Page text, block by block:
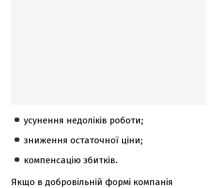
усунення недоліків роботи;
зниження остаточної ціни;
компенсацію збитків.
Якщо в добровільній формі компанія